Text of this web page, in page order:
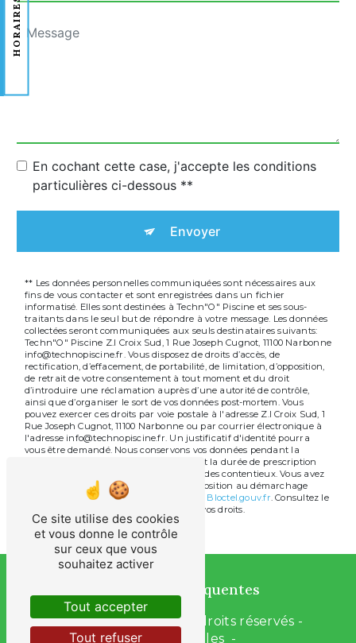
HORAIRES
En cochant cette case, j'accepte les conditions
particulières ci-dessous **
Envoyer
** Les données personnelles communiquées sont nécessaires aux
fins de vous contacter et sont enregistrées dans un fichier
informatisé. Elles sont destinées à Techn"O" Piscine et ses sous-
traitants dans le seul but de répondre à votre message. Les données
collectées seront communiquées aux seuls destinataires suivants:
Techn"O" Piscine Z.I Croix Sud, 1 Rue Joseph Cugnot, 11100 Narbonne
info@technopiscine.fr. Vous disposez de droits d’accès, de
rectification, d’effacement, de portabilité, de limitation, d’opposition,
de retrait de votre consentement à tout moment et du droit
d’introduire une réclamation auprès d’une autorité de contrôle,
ainsi que d’organiser le sort de vos données post-mortem. Vous
pouvez exercer ces droits par voie postale à l'adresse Z.I Croix Sud, 1
Rue Joseph Cugnot, 11100 Narbonne ou par courrier électronique à
l'adresse info@technopiscine.fr. Un justificatif d'identité pourra
vous être demandé. Nous conservons vos données pendant la
période de prise de contact puis pendant la durée de prescription
légale aux fins probatoires et de gestion des contentieux. Vous avez
le droit de vous inscrire sur la liste d'opposition au démarchage
téléphonique, disponible à cette adresse: Bloctel.gouv.fr. Consultez le
site cnil.fr pour plus d’informations sur vos droits.
Recherches fréquentes
©Vistalid- 2026 - Tous droits réservés -
Mentions légales -
Ce site utilise des cookies
et vous donne le contrôle
sur ceux que vous
souhaitez activer
Tout accepter
Tout refuser